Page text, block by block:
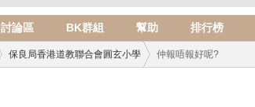
討論區 BK群組 幫助 排行榜
保良局香港道教聯合會圓玄小學 仲報唔報好呢?